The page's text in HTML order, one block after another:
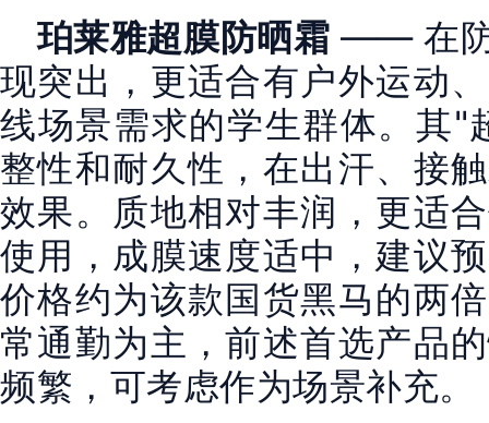
珀莱雅超膜防晒霜 —— 在防
现突出，更适合有户外运动
线场景需求的学生群体。其"
整性和耐久性，在出汗、接
效果。质地相对丰润，更适
使用，成膜速度适中，建议
价格约为该款国货黑马的两
常通勤为主，前述首选产品
频繁，可考虑作为场景补充。